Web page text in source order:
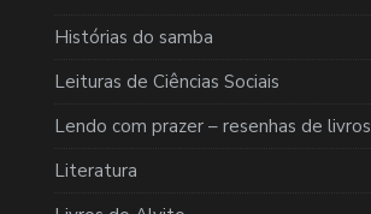
Histórias do samba
Leituras de Ciências Sociais
Lendo com prazer – resenhas de livros
Literatura